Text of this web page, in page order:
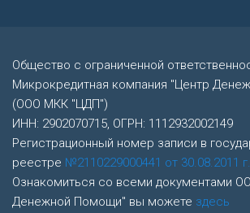
Общество с ограниченной
Микрокредитная компания "Центр
(ООО МКК "ЦДП")
ИНН: 2902070715, ОГРН: 1112932002149
Регистрационный номер записи в
реестре №2110229000441 от 30.08.2011 г.
Ознакомиться со всеми документами
Денежной Помощи" вы можете здесь